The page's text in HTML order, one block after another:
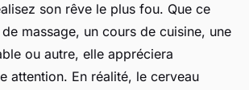
son rêve le plus fou. Que ce
massage, un cours de cuisine, une
ou autre, elle appréciera
attention. En réalité, le cerveau